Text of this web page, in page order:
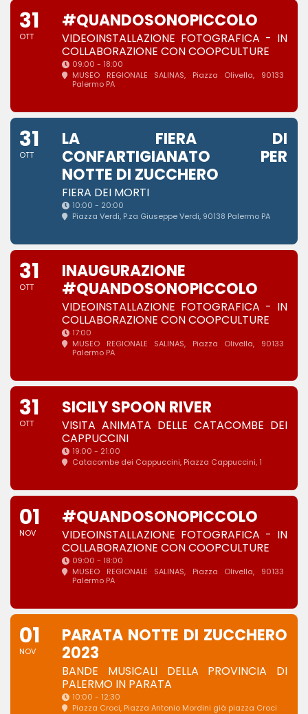
31
OTT
#QUANDOSONOPICCOLO
VIDEOINSTALLAZIONE FOTOGRAFICA - IN
COLLABORAZIONE CON COOPCULTURE
09:00 - 18:00
MUSEO REGIONALE SALINAS, Piazza Olivella, 90133
Palermo PA
31
OTT
LA FIERA DI
CONFARTIGIANATO PER
NOTTE DI ZUCCHERO
FIERA DEI MORTI
10:00 - 20:00
Piazza Verdi, P.za Giuseppe Verdi, 90138 Palermo PA
31
OTT
INAUGURAZIONE
#QUANDOSONOPICCOLO
VIDEOINSTALLAZIONE FOTOGRAFICA - IN
COLLABORAZIONE CON COOPCULTURE
17:00
MUSEO REGIONALE SALINAS, Piazza Olivella, 90133
Palermo PA
31
OTT
SICILY SPOON RIVER
VISITA ANIMATA DELLE CATACOMBE DEI
CAPPUCCINI
19:00 - 21:00
Catacombe dei Cappuccini, Piazza Cappuccini, 1
01
NOV
#QUANDOSONOPICCOLO
VIDEOINSTALLAZIONE FOTOGRAFICA - IN
COLLABORAZIONE CON COOPCULTURE
09:00 - 18:00
MUSEO REGIONALE SALINAS, Piazza Olivella, 90133
Palermo PA
01
NOV
PARATA NOTTE DI ZUCCHERO
2023
BANDE MUSICALI DELLA PROVINCIA DI
PALERMO IN PARATA
10:00 - 12:30
Piazza Croci, Piazza Antonio Mordini già piazza Croci